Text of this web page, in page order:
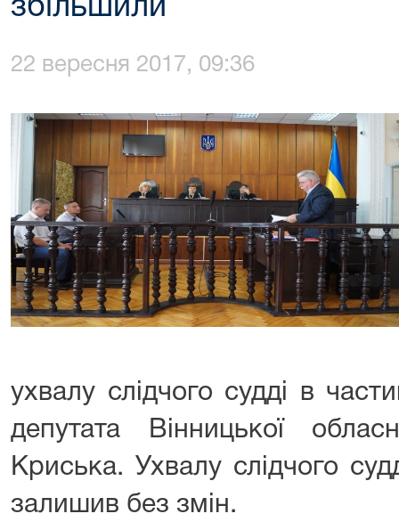
збільшили
22 вересня 2017, 09:36
ухвалу слідчого судді в
депутата Вінницької
Криська. Ухвалу слідчого
залишив без змін.